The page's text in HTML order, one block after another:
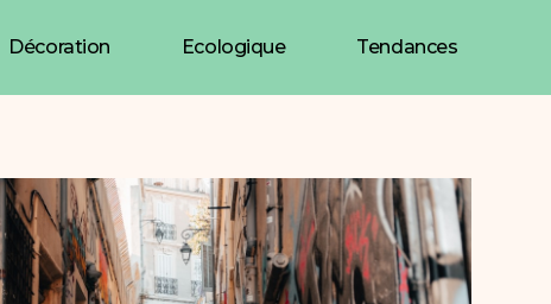
Décoration Ecologique Tendances